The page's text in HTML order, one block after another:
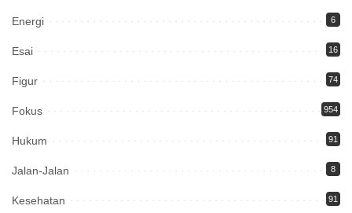
Energi 6
Esai 16
Figur 74
Fokus 954
Hukum 91
Jalan-Jalan 8
Kesehatan 91